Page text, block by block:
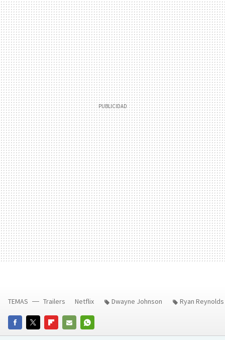
FACEBOOKTWITTERFLIPBOARD
E-
WHATSAPP
TEMAS Trailers Netflix Dwayne Johnson Ryan Reynolds